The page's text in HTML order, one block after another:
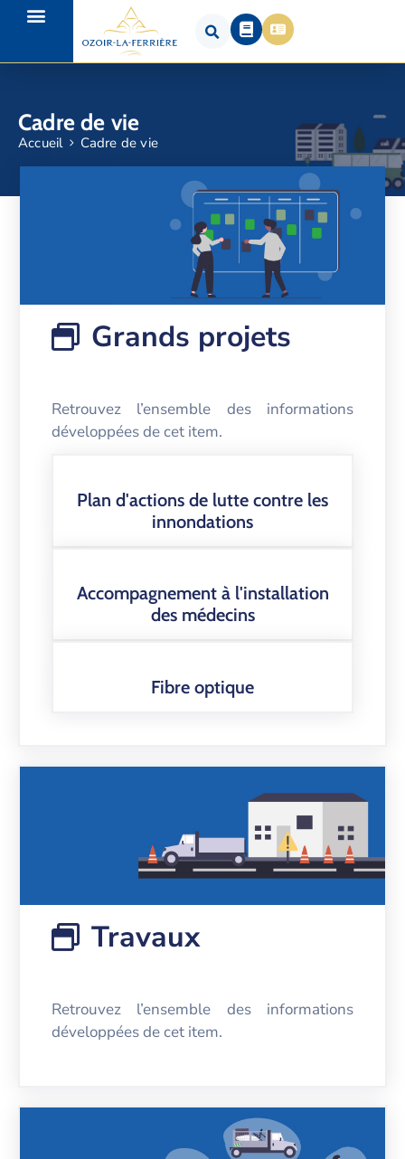
Cadre de vie
Accueil Cadre de vie
Grands projets
Retrouvez l’ensemble des informations
développées de cet item.
Plan d'actions de lutte contre les
innondations
Accompagnement à l'installation
des médecins
Fibre optique
Travaux
Retrouvez l’ensemble des informations
développées de cet item.